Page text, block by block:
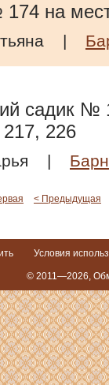
на
|
садик №
226
|
< Предыдущая
Условия
© 2011—2026,